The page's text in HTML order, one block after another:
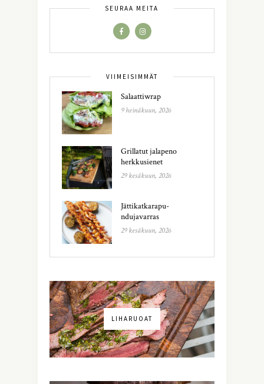
SEURAA MEITÄ
VIIMEISIMMÄT
Salaattiwrap
9 heinäkuun, 2026
Grillatut jalapeno
herkkusienet
29 kesäkuun, 2026
Jättikatkarapu-
ndujavarras
29 kesäkuun, 2026
LIHARUOAT